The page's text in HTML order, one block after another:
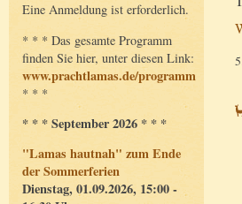
Eine Anmeldung ist erforderlich.
* * * Das gesamte Programm
finden Sie hier, unter diesen Link:
www.prachtlamas.de/programm
* * *
* * * September 2026 * * *
"Lamas hautnah" zum Ende
der Sommerferien
Dienstag, 01.09.2026, 15:00 -